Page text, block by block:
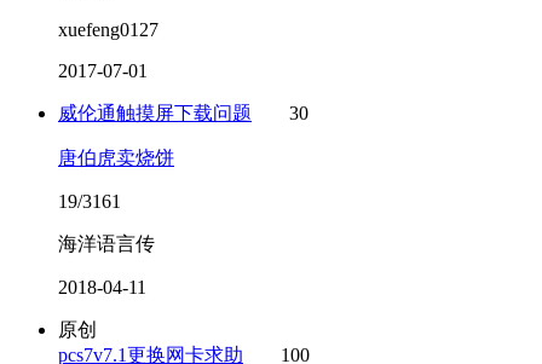
xuefeng0127
2017-07-01
威伦通触摸屏下载问题 30
唐伯虎卖烧饼
19/3161
海洋语言传
2018-04-11
原创
pcs7v7.1更换网卡求助
100